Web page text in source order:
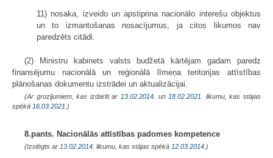
11) nosaka, izveido un apstiprina nacionālo interešu objektus
un to izmantošanas nosacījumus, ja citos likumos nav
paredzēts citādi.
(2) Ministru kabinets valsts budžetā kārtējam gadam paredz
finansējumu nacionālā un reģionālā līmeņa teritorijas attīstības
plānošanas dokumentu izstrādei un aktualizācijai.
(Ar grozījumiem, kas izdarīti ar 13.02.2014. un 18.02.2021
. likumu, kas stājas
spēkā 16.03.2021. )
8.pants. Nacionālās attīstības padomes kompetence
(Izslēgts ar 13.02.2014 . likumu, kas stājas spēkā 12.03.2014. )